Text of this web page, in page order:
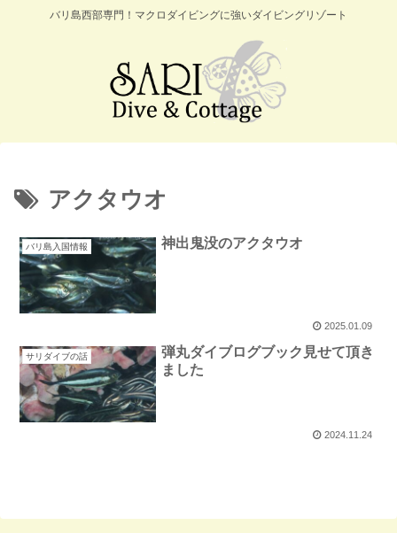
バリ島西部専門！マクロダイビングに強いダイビングリゾート
アクタウオ
バリ島入国情報 神出鬼没のアクタウオ
2025.01.09
サリダイブの話
弾丸ダイブログブック見せて頂き
ました
2024.11.24